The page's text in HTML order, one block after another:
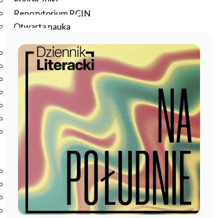
Repozytorium RCIN
Otwarta nauka
Studia podyplomowe
Szkolenia
Szkoła Doktorska Anthropos
Erasmus
Olimpiada Literatury i Języka Polskiego
Olimpiada Literatury i Języka Polskiego dla Szkół
Podstawowych
Biblioteka
O bibliotece
Godziny otwarcia
Katalog
Nowości